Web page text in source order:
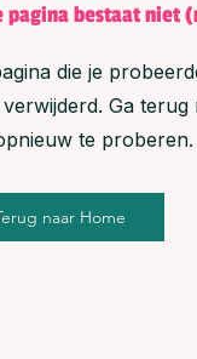
pagina bestaat niet
die je
Ga
te proberen.
naar Home